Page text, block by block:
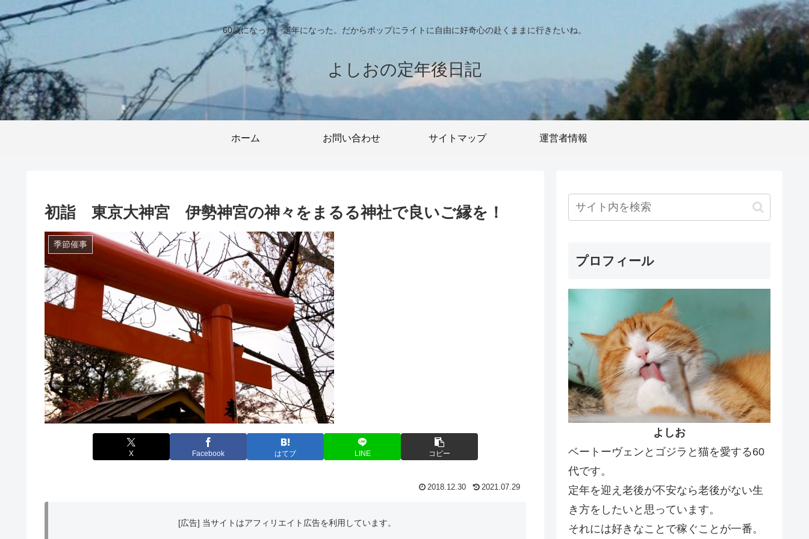
60歳になった、定年になった。だからポップにライトに自由に好奇心の赴くままに行きたいね。
よしおの定年後日記
ホーム お問い合わせ サイトマップ 運営者情報
初詣 東京大神宮 伊勢神宮の神々をまるる神社で良いご縁を！
季節催事
X Facebook はてブ LINE コピー
2018.12.30 2021.07.29
[広告] 当サイトはアフィリエイト広告を利用しています。
プロフィール
よしお
ベートーヴェンとゴジラと猫を愛する60
代です。
定年を迎え老後が不安なら老後がない生
き方をしたいと思っています。
それには好きなことで稼ぐことが一番。